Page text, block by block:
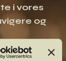
i vores
og